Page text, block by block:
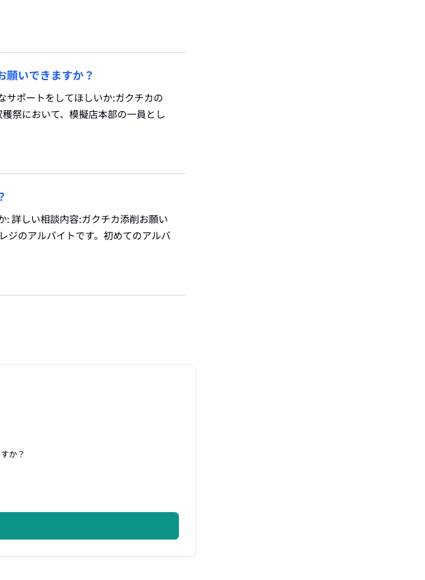
いできますか？
サポートをしてほしいか:ガクチカの
祭において、模擬店本部の一員とし
: 詳しい相談内容:ガクチカ添削お願い
ジのアルバイトです。初めてのアルバ
か？